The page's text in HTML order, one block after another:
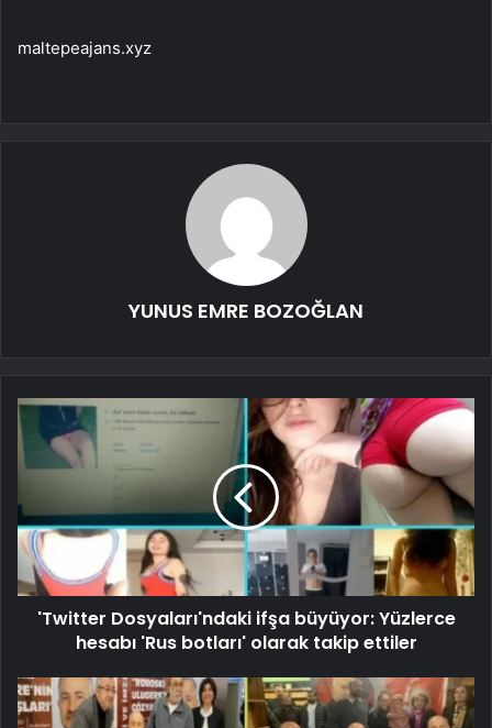
maltepeajans.xyz
YUNUS EMRE BOZOĞLAN
'Twitter Dosyaları'ndaki ifşa büyüyor: Yüzlerce
hesabı 'Rus botları' olarak takip ettiler